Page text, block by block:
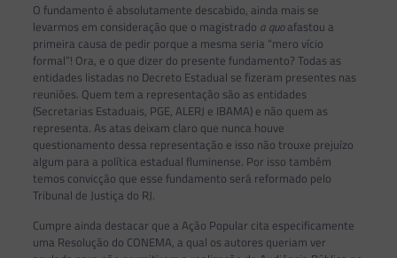
O fundamento é absolutamente descabido, ainda mais se
levarmos em consideração que o magistrado a quoafastou a
primeira causa de pedir porque a mesma seria “mero vício
formal”! Ora, e o que dizer do presente fundamento? Todas as
entidades listadas no Decreto Estadual se fizeram presentes nas
reuniões. Quem tem a representação são as entidades
(Secretarias Estaduais, PGE, ALERJ e IBAMA) e não quem as
representa. As atas deixam claro que nunca houve
questionamento dessa representação e isso não trouxe prejuízo
algum para a política estadual fluminense. Por isso também
temos convicção que esse fundamento será reformado pelo
Tribunal de Justiça do RJ.
Cumpre ainda destacar que a Ação Popular cita especificamente
uma Resolução do CONEMA, a qual os autores queriam ver